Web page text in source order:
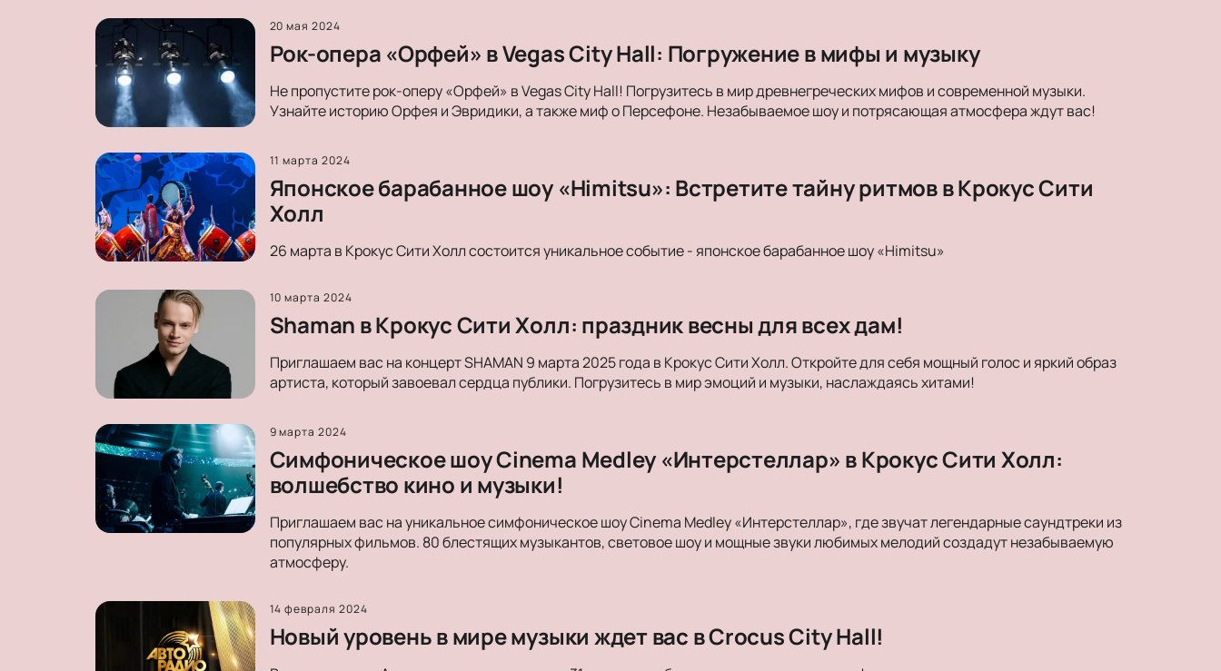
20 мая 2024
Рок-опера «Орфей» в Vegas City Hall: Погружение в мифы и музыку
Не пропустите рок-оперу «Орфей» в Vegas City Hall! Погрузитесь в мир древнегреческих мифов и современной музыки.
Узнайте историю Орфея и Эвридики, а также миф о Персефоне. Незабываемое шоу и потрясающая атмосфера ждут вас!
11 марта 2024
Японское барабанное шоу «Himitsu»: Встретите тайну ритмов в Крокус Сити
Холл
26 марта в Крокус Сити Холл состоится уникальное событие - японское барабанное шоу «Himitsu»
10 марта 2024
Shaman в Крокус Сити Холл: праздник весны для всех дам!
Приглашаем вас на концерт SHAMAN 9 марта 2025 года в Крокус Сити Холл. Откройте для себя мощный голос и яркий образ
артиста, который завоевал сердца публики. Погрузитесь в мир эмоций и музыки, наслаждаясь хитами!
9 марта 2024
Симфоническое шоу Cinema Medley «Интерстеллар» в Крокус Сити Холл:
волшебство кино и музыки!
Приглашаем вас на уникальное симфоническое шоу Cinema Medley «Интерстеллар», где звучат легендарные саундтреки из
популярных фильмов. 80 блестящих музыкантов, световое шоу и мощные звуки любимых мелодий создадут незабываемую
атмосферу.
14 февраля 2024
Новый уровень в мире музыки ждет вас в Crocus City Hall!